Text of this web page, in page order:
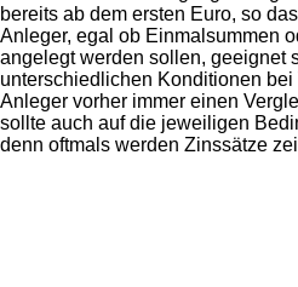
bereits ab dem ersten Euro, so
Anleger, egal ob Einmalsummen
angelegt werden sollen, geeignet
unterschiedlichen Konditionen
Anleger vorher immer einen
sollte auch auf die jeweiligen
denn oftmals werden Zinssätze